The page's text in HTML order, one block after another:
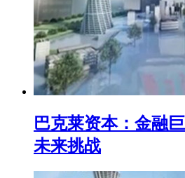
巴克莱资本：金融
未来挑战